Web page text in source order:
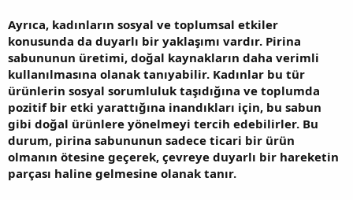
Ayrıca, kadınların sosyal ve toplumsal etkiler
konusunda da duyarlı bir yaklaşımı vardır. Pirina
sabununun üretimi, doğal kaynakların daha verimli
kullanılmasına olanak tanıyabilir. Kadınlar bu tür
ürünlerin sosyal sorumluluk taşıdığına ve toplumda
pozitif bir etki yarattığına inandıkları için, bu sabun
gibi doğal ürünlere yönelmeyi tercih edebilirler. Bu
durum, pirina sabununun sadece ticari bir ürün
olmanın ötesine geçerek, çevreye duyarlı bir hareketin
parçası haline gelmesine olanak tanır.